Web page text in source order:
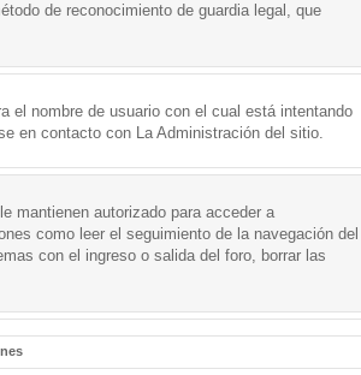
de reconocimiento de guardia legal, que
el nombre de usuario con el cual está intentando
en contacto con La Administración del sitio.
mantienen autorizado para acceder a
como leer el seguimiento de la navegación del
con el ingreso o salida del foro, borrar las